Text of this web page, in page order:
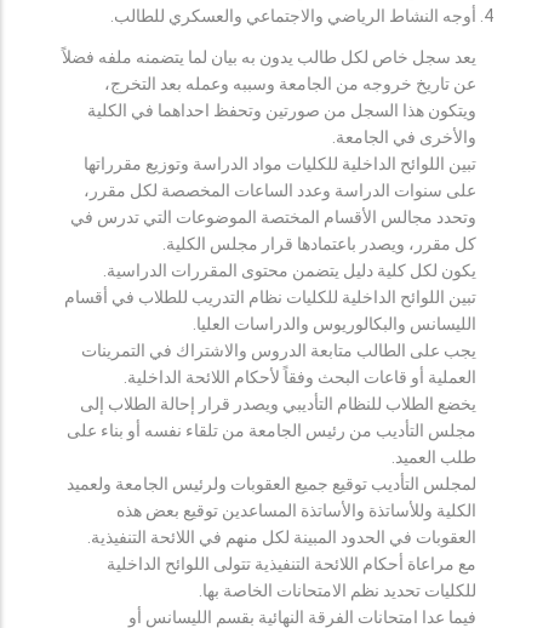
أوجه النشاط الرياضي والاجتماعي والعسكري للطالب.
يعد سجل خاص لكل طالب يدون به بيان لما يتضمنه ملفه فضلاً
عن تاريخ خروجه من الجامعة وسببه وعمله بعد التخرج،
ويتكون هذا السجل من صورتين وتحفظ احداهما في الكلية
والأخرى في الجامعة.
تبين اللوائح الداخلية للكليات مواد الدراسة وتوزيع مقرراتها
على سنوات الدراسة وعدد الساعات المخصصة لكل مقرر،
وتحدد مجالس الأقسام المختصة الموضوعات التي تدرس في
كل مقرر، ويصدر باعتمادها قرار مجلس الكلية.
يكون لكل كلية دليل يتضمن محتوى المقررات الدراسية.
تبين اللوائح الداخلية للكليات نظام التدريب للطلاب في أقسام
الليسانس والبكالوريوس والدراسات العليا.
يجب على الطالب متابعة الدروس والاشتراك في التمرينات
العملية أو قاعات البحث وفقاً لأحكام اللائحة الداخلية.
يخضع الطلاب للنظام التأديبي ويصدر قرار إحالة الطلاب إلى
مجلس التأديب من رئيس الجامعة من تلقاء نفسه أو بناء على
طلب العميد.
لمجلس التأديب توقيع جميع العقوبات ولرئيس الجامعة ولعميد
الكلية وللأساتذة والأساتذة المساعدين توقيع بعض هذه
العقوبات في الحدود المبينة لكل منهم في اللائحة التنفيذية.
مع مراعاة أحكام اللائحة التنفيذية تتولى اللوائح الداخلية
للكليات تحديد نظم الامتحانات الخاصة بها.
فيما عدا امتحانات الفرقة النهائية بقسم الليسانس أو